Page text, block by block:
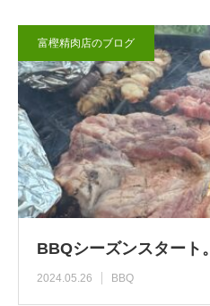
富樫精肉店のブログ
BBQシーズンスタート。
2024.05.26 BBQ